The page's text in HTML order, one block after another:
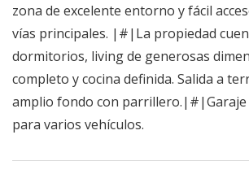
zona de excelente entorno y fácil
vías principales. |#|La propiedad
dormitorios, living de generosas
completo y cocina definida. Salida a
amplio fondo con parrillero.|#|Garaje
para varios vehículos.